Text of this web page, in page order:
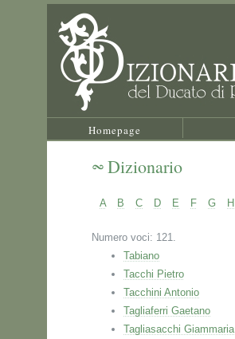
Homepage
Dizionario
A B C D E F G H
Numero voci: 121.
Tabiano
Tacchi Pietro
Tacchini Antonio
Tagliaferri Gaetano
Tagliasacchi Giammaria